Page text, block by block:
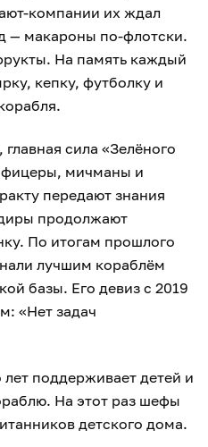
компании их ждал
— макароны по-флотски.
На память каждый
кепку, футболку и
сила «Зелёного
мичманы и
передают знания
продолжают
По итогам прошлого
лучшим кораблём
базы. Его девиз с 2019
«Нет задач
поддерживает детей и
На этот раз шефы
детского дома.